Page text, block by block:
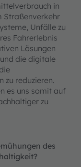
in
Straßenverkehr
Unfälle zu
Fahrerlebnis
Lösungen
die digitale
zu reduzieren.
es uns somit auf
zu
des